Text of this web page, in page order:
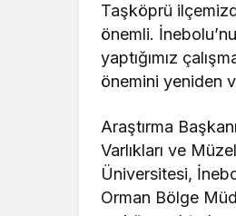
Taşköprü
önemli.
yaptığımız
önemini yeniden
Araştırma
Varlıkları ve
Üniversitesi,
Orman Bölge